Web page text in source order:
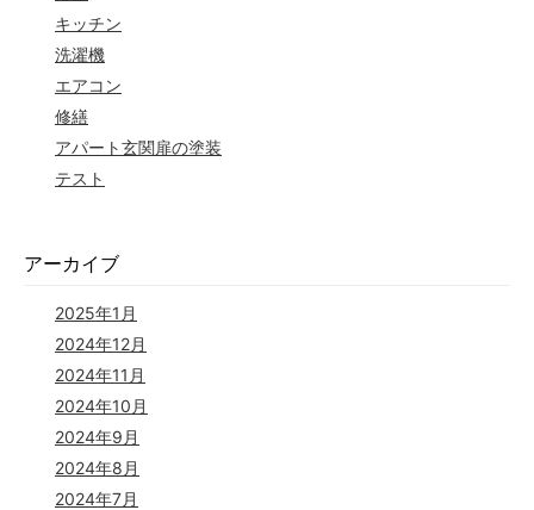
キッチン
洗濯機
エアコン
修繕
アパート玄関扉の塗装
テスト
アーカイブ
2025年1月
2024年12月
2024年11月
2024年10月
2024年9月
2024年8月
2024年7月